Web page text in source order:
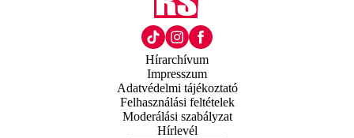
Hírarchívum
Impresszum
Adatvédelmi tájékoztató
Felhasználási feltételek
Moderálási szabályzat
Hírlevél